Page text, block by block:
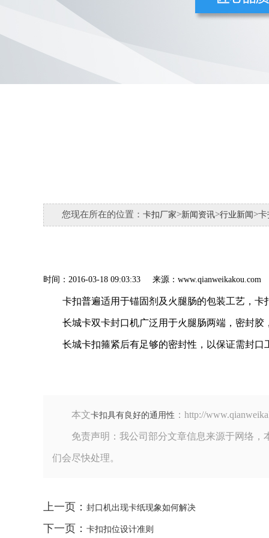
您现在所在的位置： 卡扣厂家>新闻资讯>行业新闻>
时间：2016-03-18 09:03:33 来源：
卡扣普遍适用于锚固剂及火腿肠的包装工艺，
长城卡双卡封口机广泛用于火腿肠两端，密封
长城卡扣箍紧后有足够的密封性，以保证需封
本文卡扣具有良好的通用性 ：http://
免责声明：我公司部分文章信息来源于网络
们会尽快处理。
上一页： 封口机出现卡纸现象如何解决
下一页： 卡扣扣位设计准则